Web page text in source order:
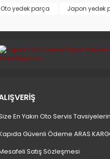
Oto yedek parça Japon yedek
En Yakın Oto Servis
Güvenli Ödeme ARAS
Satış Sözleşmesi